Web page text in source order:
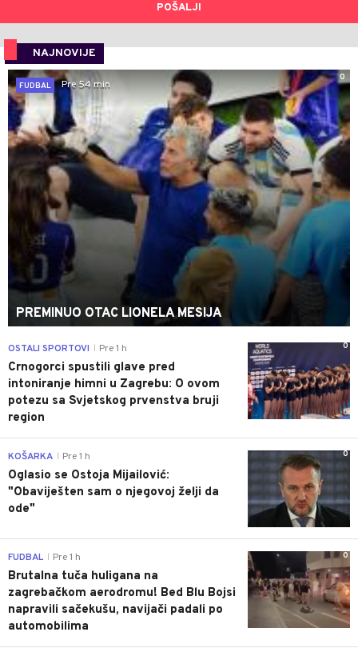
POŠALJI
NAJNOVIJE
0
FUDBAL
Pre 54 min
PREMINUO OTAC LIONELA MESIJA
0
OSTALI SPORTOVI Pre 1 h
Crnogorci spustili glave pred
intoniranje himni u Zagrebu: O ovom
potezu sa Svjetskog prvenstva bruji
region
0
KOŠARKA Pre 1 h
Oglasio se Ostoja Mijailović:
"Obaviješten sam o njegovoj želji da
ode"
0
FUDBAL Pre 1 h
Brutalna tuča huligana na
zagrebačkom aerodromu! Bed Blu Bojsi
napravili sačekušu, navijači padali po
automobilima